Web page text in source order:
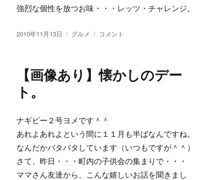
強烈な個性を放つお味・・・レッツ・チャレンジ。
投
2010年11月13日
カ
ー
グルメ
【画
酒
を
コメント
【画像あり】懐かしのデー
ト。
ナギビー２号ヨメです＾＾
あれよあれよという間に１１月も半ばなんですね。
なんだかバタバタしています（いつもですが＾＾）
さて、昨日・・・町内の子供会の集まりで・・・
ママさん友達から、こんな嬉しいお話を聞きまし